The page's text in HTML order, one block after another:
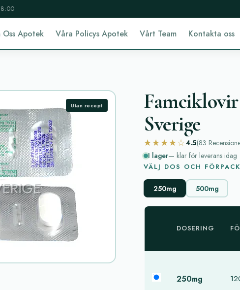
Oss Apotek Våra Policys Apotek Vårt Team Kontakta oss
Utan recept
Sverige
★★★★☆4.5(83
I lager— klar för leverans idag
VÄLJ DOS OCH
250mg 500mg
DOSERING
250mg